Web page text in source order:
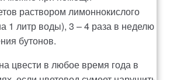
раствором лимоннокислого
1 литр воды), 3 – 4 раза в неделю
бутонов.
цвести в любое время года в